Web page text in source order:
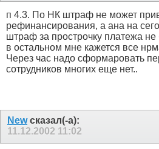
п 4.3. По НК штраф не может
рефинансирования, а ана на
штраф за прострочку платежа
в остальном мне кажется все
Через час надо сформаровать
сотрудников многих еще нет..
Newсказал(-а):
11.12.2002 11:02